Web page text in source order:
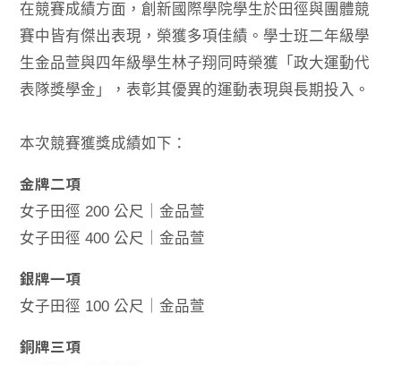
在競賽成績方面，創新國際學院學生於田徑與團體競
賽中皆有傑出表現，榮獲多項佳績。學士班二年級學
生金品萱與四年級學生林子翔同時榮獲「政大運動代
表隊獎學金」，表彰其優異的運動表現與長期投入。
本次競賽獲獎成績如下：
金牌二項
女子田徑 200 公尺｜金品萱
女子田徑 400 公尺｜金品萱
銀牌一項
女子田徑 100 公尺｜金品萱
銅牌三項